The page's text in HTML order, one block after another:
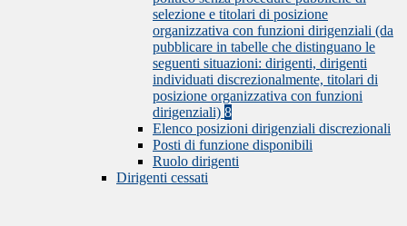
selezione e titolari di posizione
organizzativa con funzioni dirigenziali (da
pubblicare in tabelle che distinguano le
seguenti situazioni: dirigenti, dirigenti
individuati discrezionalmente, titolari di
posizione organizzativa con funzioni
dirigenziali) 8
Elenco posizioni dirigenziali discrezionali
Posti di funzione disponibili
Ruolo dirigenti
Dirigenti cessati